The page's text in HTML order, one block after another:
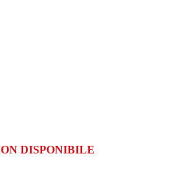
DISPONIBILE